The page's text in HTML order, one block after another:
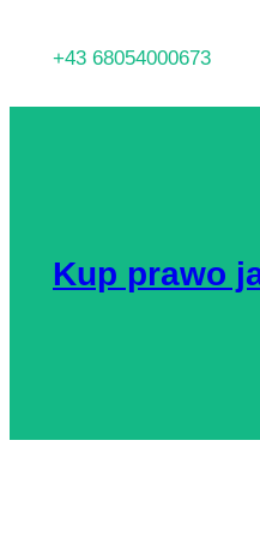
treści
+43 68054000673
Kup prawo